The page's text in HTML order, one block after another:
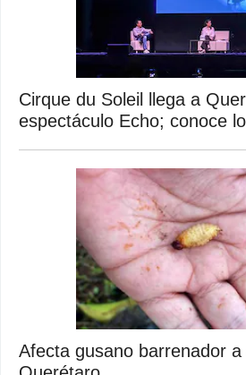
Cirque du Soleil llega a
espectáculo Echo; conoce
Afecta gusano barrenador